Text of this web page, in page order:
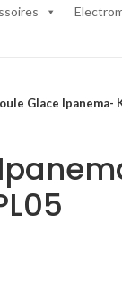
Glace Ipanema-